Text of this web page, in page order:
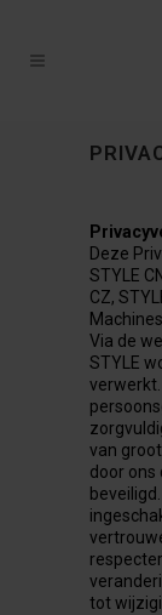
Deze
STYLE
CZ,
Via de
STYLE
van
door ons
tot